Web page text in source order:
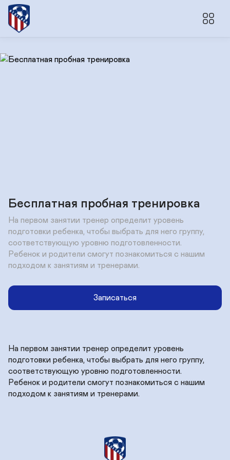
Бесплатная пробная тренировка
На первом занятии тренер определит уровень
подготовки ребенка, чтобы выбрать для него группу,
соответствующую уровню подготовленности.
Ребенок и родители смогут познакомиться с нашим
подходом к занятиям и тренерами.
Записаться
На первом занятии тренер определит уровень
подготовки ребенка, чтобы выбрать для него группу,
соответствующую уровню подготовленности.
Ребенок и родители смогут познакомиться с нашим
подходом к занятиям и тренерами.